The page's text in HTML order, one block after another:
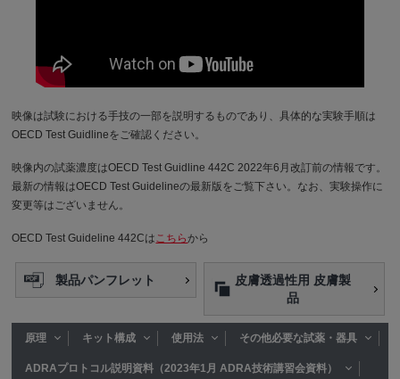
映像は試験における⼿技の⼀部を説明するものであり、具体的な実験手順は
OECD Test Guidlineをご確認ください。
映像内の試薬濃度はOECD Test Guidline 442C 2022年6月改訂前の情報です。
最新の情報はOECD Test Guidelineの最新版をご覧下さい。なお、実験操作に
変更等はございません。
OECD Test Guideline 442Cはこちらから
製品パンフレット
皮膚透過性用 皮膚製
品
原理 キット構成 使用法 その他必要な試薬・器具
ADRAプロトコル説明資料（2023年1月 ADRA技術講習会資料）